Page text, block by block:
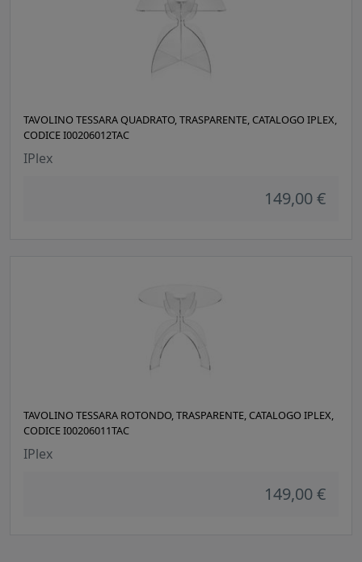
TAVOLINO TESSARA QUADRATO, TRASPARENTE, CATALOGO IPLEX,
CODICE I00206012TAC
IPlex
149,00 €
TAVOLINO TESSARA ROTONDO, TRASPARENTE, CATALOGO IPLEX,
CODICE I00206011TAC
IPlex
149,00 €